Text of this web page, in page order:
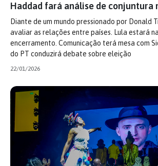
Haddad fará análise de conjuntura
Diante de um mundo pressionado por Donald
avaliar as relações entre países. Lula estará
encerramento. Comunicação terá mesa com
do PT conduzirá debate sobre eleição
22/01/2026